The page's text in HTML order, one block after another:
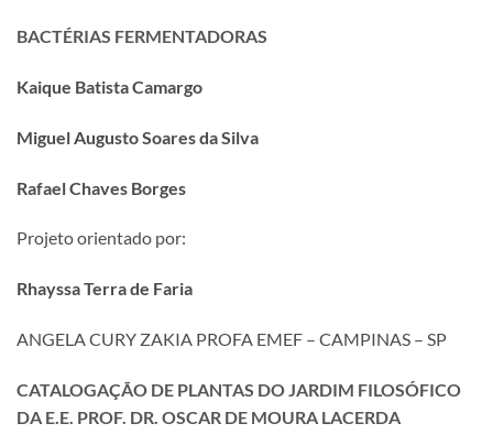
BACTÉRIAS FERMENTADORAS
Kaique Batista Camargo
Miguel Augusto Soares da Silva
Rafael Chaves Borges
Projeto orientado por:
Rhayssa Terra de Faria
ANGELA CURY ZAKIA PROFA EMEF – CAMPINAS – SP
CATALOGAÇÃO DE PLANTAS DO JARDIM FILOSÓFICO
DA E.E. PROF. DR. OSCAR DE MOURA LACERDA